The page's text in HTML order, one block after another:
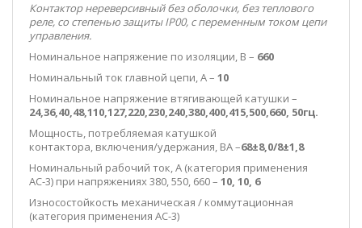
Контактор нереверсивный без оболочки, без теплового
реле, со степенью защиты IP00, c переменным током цепи
управления.
Номинальное напряжение по изоляции, В – 660
Номинальный ток главной цепи, А – 10
Номинальное напряжение втягивающей катушки –
24,36,40,48,110,127,220,230,240,380,400,415,500,660, 50гц.
Мощность, потребляемая катушкой
контактора, включения/удержания, ВА –68±8,0/8±1,8
Номинальный рабочий ток, А (категория применения
АС-3) при напряжениях 380, 550, 660 – 10, 10, 6
Износостойкость механическая / коммутационная
(категория применения АС-3)